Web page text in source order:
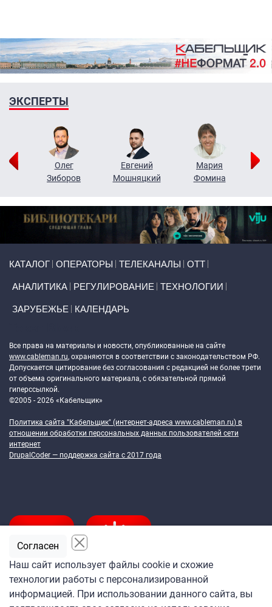
ЭКСПЕРТЫ
Олег
Зиборов
Евгений
Мошняцкий
Мария
Фомина
КАТАЛОГ ОПЕРАТОРЫ ТЕЛЕКАНАЛЫ ОТТ
АНАЛИТИКА РЕГУЛИРОВАНИЕ ТЕХНОЛОГИИ
ЗАРУБЕЖЬЕ КАЛЕНДАРЬ
Все права на материалы и новости, опубликованные на сайте
www.cableman.ru, охраняются в соответствии с законодательством РФ.
Допускается цитирование без согласования с редакцией не более трети
от объема оригинального материала, с обязательной прямой
гиперссылкой.
©2005 - 2026 «Кабельщик»
Политика сайта "Кабельщик" (интернет-адреса www.cableman.ru) в
отношении обработки персональных данных пользователей сети
интернет
DrupalCoder — поддержка сайта c 2017 года
Подпишитесь
Наш сайт использует файлы cookie и схожие
технологии работы с персонализированной
информацией. При использовании данного сайта, вы
Согласен